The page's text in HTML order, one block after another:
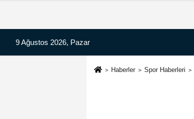
9 Ağustos 2026, Pazar
Haberler Spor Haberleri